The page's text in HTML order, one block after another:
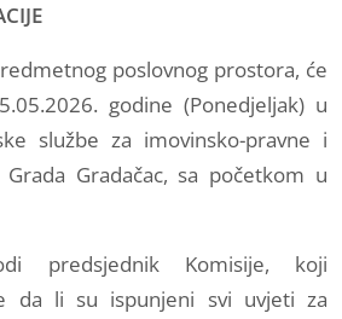
poslovnog prostora, će
godine (Ponedjeljak) u
službe za imovinsko-pravne i
Gradačac, sa početkom u
predsjednik Komisije, koji
da li su ispunjeni svi uvjeti za